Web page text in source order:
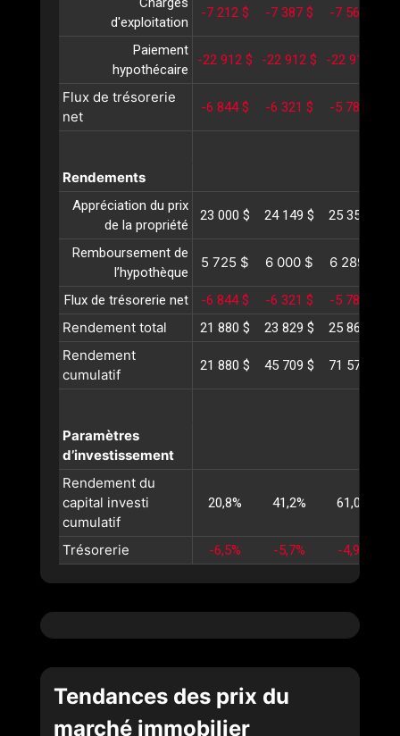
d'exploitation
-7 212 $ -7 387 $ -7 567 $
Paiement
hypothécaire
-22 912 $ -22 912 $ -22 912 $
Flux de trésorerie
net
-6 844 $ -6 321 $ -5 782 $
Rendements
Appréciation du prix
de la propriété
23 000 $ 24 149 $ 25 357 $
Remboursement de
l’hypothèque
5 725 $ 6 000 $ 6 289 $
Flux de trésorerie net -6 844 $ -6 321 $ -5 782 $
Rendement total 21 880 $ 23 829 $ 25 864 $
Rendement
cumulatif
21 880 $ 45 709 $ 71 574 $
Paramètres
d’investissement
Rendement du
capital investi
cumulatif
20,8% 41,2% 61,0%
Trésorerie -6,5% -5,7% -4,9%
Tendances des prix du
marché immobilier